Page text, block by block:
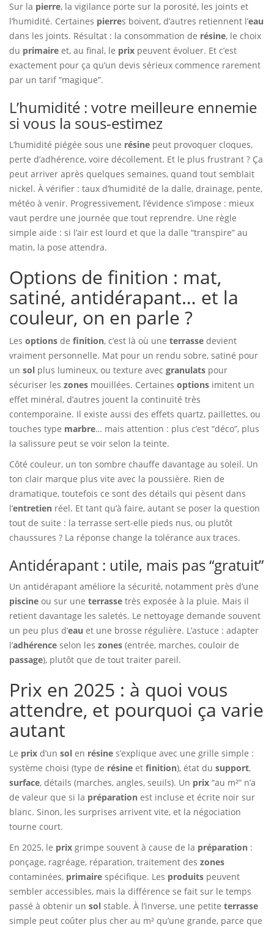
Sur la pierre, la vigilance porte sur la porosité, les joints et
l’humidité. Certaines pierres boivent, d’autres retiennent l’eau
dans les joints. Résultat : la consommation de résine, le choix
du primaire et, au final, le prix peuvent évoluer. Et c’est
exactement pour ça qu’un devis sérieux commence rarement
par un tarif “magique”.
L’humidité : votre meilleure ennemie
si vous la sous-estimez
L’humidité piégée sous une résine peut provoquer cloques,
perte d’adhérence, voire décollement. Et le plus frustrant ? Ça
peut arriver après quelques semaines, quand tout semblait
nickel. À vérifier : taux d’humidité de la dalle, drainage, pente,
météo à venir. Progressivement, l’évidence s’impose : mieux
vaut perdre une journée que tout reprendre. Une règle
simple aide : si l’air est lourd et que la dalle “transpire” au
matin, la pose attendra.
Options de finition : mat,
satiné, antidérapant… et la
couleur, on en parle ?
Les options de finition, c’est là où une terrasse devient
vraiment personnelle. Mat pour un rendu sobre, satiné pour
un sol plus lumineux, ou texture avec granulats pour
sécuriser les zones mouillées. Certaines options imitent un
effet minéral, d’autres jouent la continuité très
contemporaine. Il existe aussi des effets quartz, paillettes, ou
touches type marbre… mais attention : plus c’est “déco”, plus
la salissure peut se voir selon la teinte.
Côté couleur, un ton sombre chauffe davantage au soleil. Un
ton clair marque plus vite avec la poussière. Rien de
dramatique, toutefois ce sont des détails qui pèsent dans
l’entretien réel. Et tant qu’à faire, autant se poser la question
tout de suite : la terrasse sert-elle pieds nus, ou plutôt
chaussures ? La réponse change la tolérance aux traces.
Antidérapant : utile, mais pas “gratuit”
Un antidérapant améliore la sécurité, notamment près d’une
piscine ou sur une terrasse très exposée à la pluie. Mais il
retient davantage les saletés. Le nettoyage demande souvent
un peu plus d’eau et une brosse régulière. L’astuce : adapter
l’adhérence selon les zones (entrée, marches, couloir de
passage), plutôt que de tout traiter pareil.
Prix en 2025 : à quoi vous
attendre, et pourquoi ça varie
autant
Le prix d’un sol en résine s’explique avec une grille simple :
système choisi (type de résine et finition), état du support,
surface, détails (marches, angles, seuils). Un prix “au m²” n’a
de valeur que si la préparation est incluse et écrite noir sur
blanc. Sinon, les surprises arrivent vite, et la négociation
tourne court.
En 2025, le prix grimpe souvent à cause de la préparation :
ponçage, ragréage, réparation, traitement des zones
contaminées, primaire spécifique. Les produits peuvent
sembler accessibles, mais la différence se fait sur le temps
passé à obtenir un sol stable. À l’inverse, une petite terrasse
simple peut coûter plus cher au m² qu’une grande, parce que